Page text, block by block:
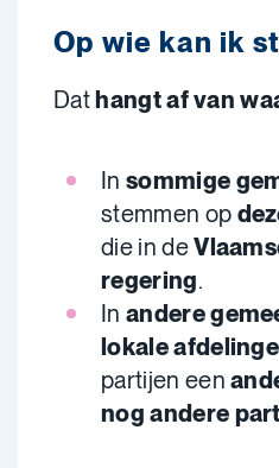
Op wie kan ik
Dathangt af van
In sommige
stemmen op
die in de
regering.
In andere
lokale
partijen een
nog andere